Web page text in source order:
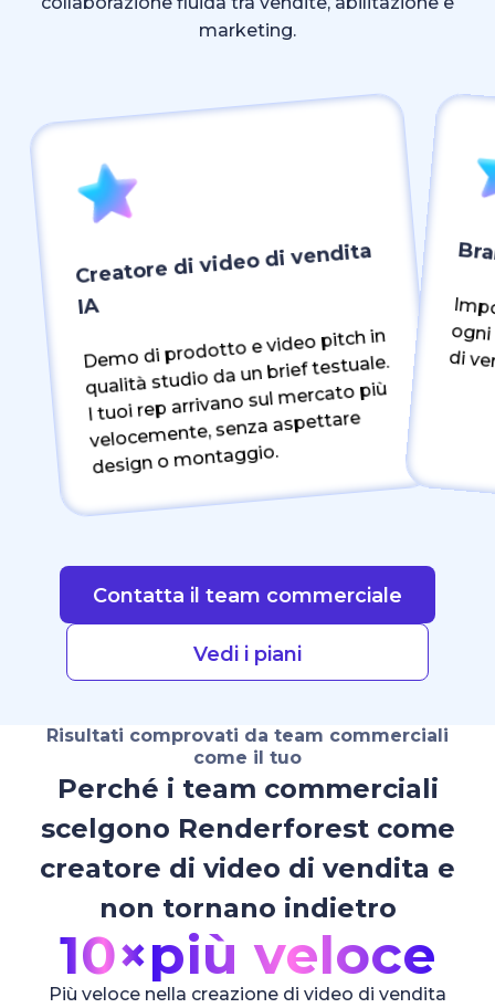
marketing.
Creatore di video di vendita
IA
Demo di prodotto e video pitch in
qualità studio da un brief testuale.
I tuoi rep arrivano sul mercato più
velocemente, senza aspettare
design o montaggio.
Imponi gli
Contatta il team commerciale
Vedi i piani
Risultati comprovati da team commerciali
come il tuo
Perché i team commerciali
scelgono Renderforest come
creatore di video di vendita e
non tornano indietro
10×più veloce
Più veloce nella creazione di video di vendita